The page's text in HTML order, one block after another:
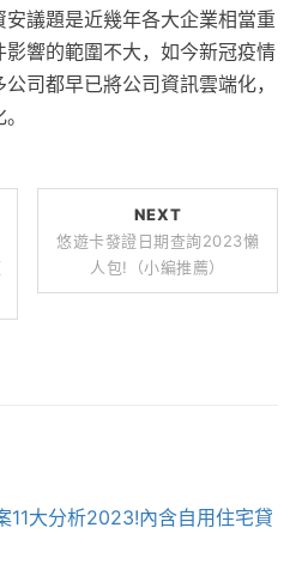
議題是近幾年各大企業相當重
響的範圍不大，如今新冠疫情
司都早已將公司資訊雲端化，
NEXT
悠遊卡發證日期查詢2023懶
人包!（小編推薦）
11大分析2023!內含自用住宅貸